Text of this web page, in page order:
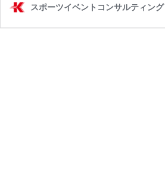
スポーツイベントコンサルティン